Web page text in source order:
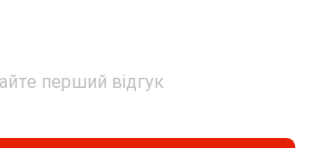
перший відгук